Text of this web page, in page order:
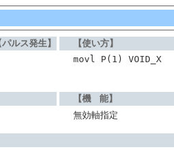
パルス発生】 【使い方】
movl P(1) VOID_X
【機 能】
無効軸指定